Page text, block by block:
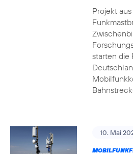
Projekt
starten die
10. Mai